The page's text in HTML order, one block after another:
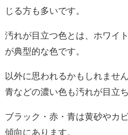
じる方も多いです。
汚れが目立つ色とは、ホワイ
が典型的な色です。
以外に思われるかもしれませ
青などの濃い色も汚れが目立ち
ブラック・赤・青は黄砂やカ
傾向にあります。